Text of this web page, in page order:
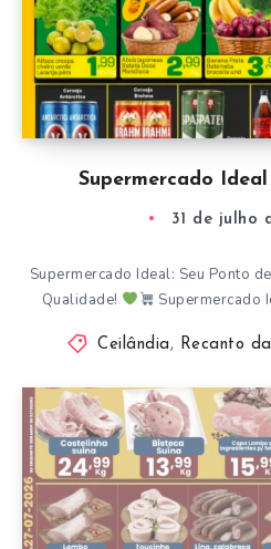
Supermercado
31 de julho
Supermercado Ideal: Seu Ponto
Qualidade!
Supermercado
Ceilândia , Recanto